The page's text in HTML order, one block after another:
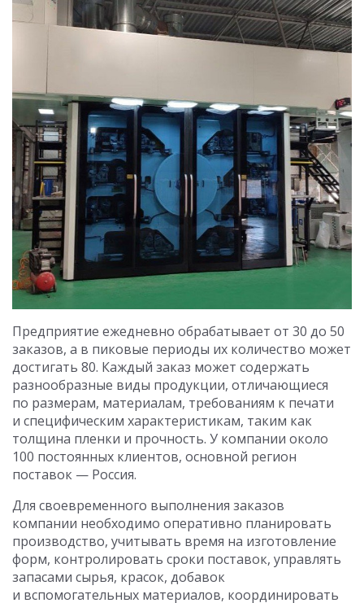
Предприятие ежедневно обрабатывает от 30 до 50
заказов, а в пиковые периоды их количество может
достигать 80. Каждый заказ может содержать
разнообразные виды продукции, отличающиеся
по размерам, материалам, требованиям к печати
и специфическим характеристикам, таким как
толщина пленки и прочность. У компании около
100 постоянных клиентов, основной регион
поставок — Россия.
Для своевременного выполнения заказов
компании необходимо оперативно планировать
производство, учитывать время на изготовление
форм, контролировать сроки поставок, управлять
запасами сырья, красок, добавок
и вспомогательных материалов, координировать